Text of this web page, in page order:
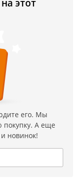
стоять
все будет
домашних
этот
его. Мы
покупку. А еще
новинок!